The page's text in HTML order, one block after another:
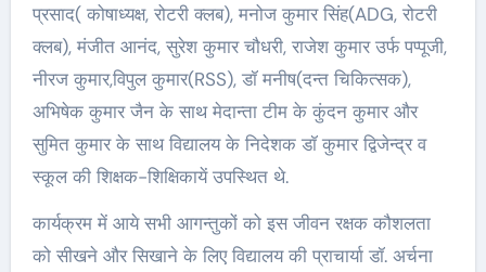
प्रसाद( कोषाध्यक्ष, रोटरी क्लब), मनोज कुमार सिंह(ADG, रोटरी
क्लब), मंजीत आनंद, सुरेश कुमार चौधरी, राजेश कुमार उर्फ पप्पूजी,
नीरज कुमार,विपुल कुमार(RSS), डॉ मनीष(दन्त चिकित्सक),
अभिषेक कुमार जैन के साथ मेदान्ता टीम के कुंदन कुमार और
सुमित कुमार के साथ विद्यालय के निदेशक डॉ कुमार द्विजेन्द्र व
स्कूल की शिक्षक-शिक्षिकायें उपस्थित थे.
कार्यक्रम में आये सभी आगन्तुकों को इस जीवन रक्षक कौशलता
को सीखने और सिखाने के लिए विद्यालय की प्राचार्या डॉ. अर्चना